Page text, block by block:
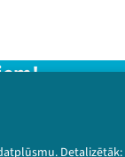
Detalizētāk: